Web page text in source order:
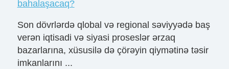
bahalaşacaq?
Son dövrlərdə qlobal və regional səviyyədə baş
verən iqtisadi və siyasi proseslər ərzaq
bazarlarına, xüsusilə də çörəyin qiymətinə təsir
imkanlarını ...